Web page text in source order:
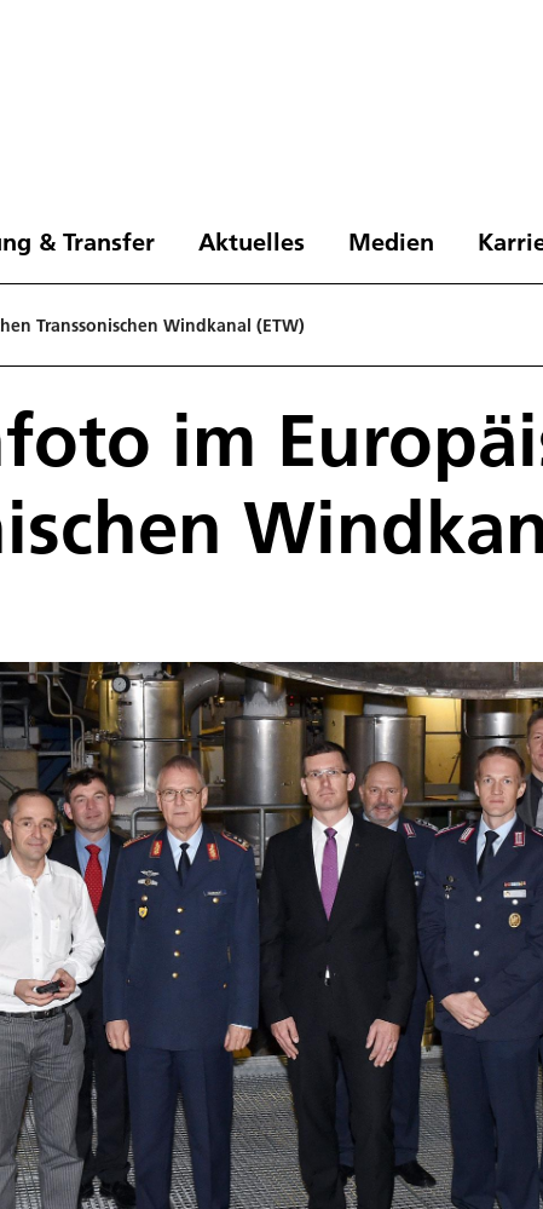
& Transfer Aktuelles Medien
Transsonischen Windkanal (ETW)
im